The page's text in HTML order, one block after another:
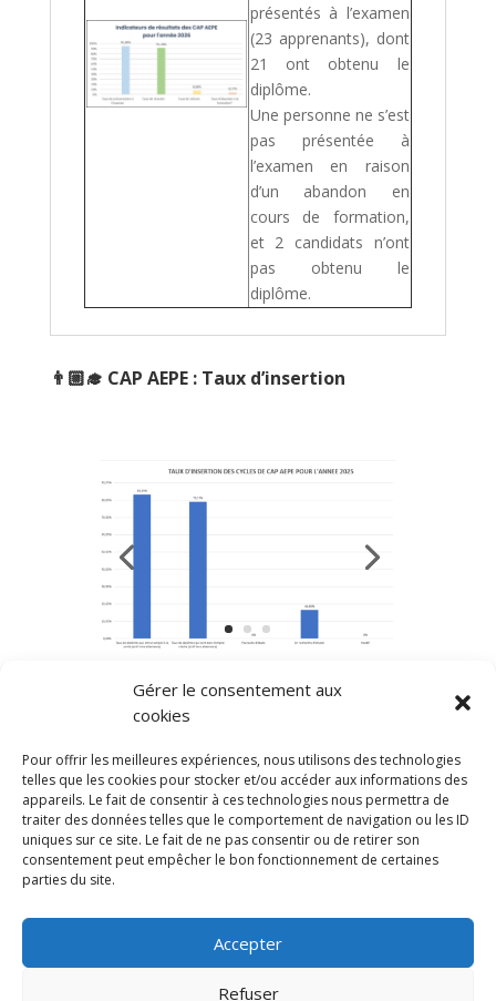
Gérer le consentement aux
cookies
Pour offrir les meilleures expériences, nous utilisons des technologies
telles que les cookies pour stocker et/ou accéder aux informations des
appareils. Le fait de consentir à ces technologies nous permettra de
traiter des données telles que le comportement de navigation ou les ID
uniques sur ce site. Le fait de ne pas consentir ou de retirer son
consentement peut empêcher le bon fonctionnement de certaines
parties du site.
Accepter
Refuser
présentés à l’examen
(23 apprenants), dont
21 ont obtenu le
diplôme.
Une personne ne s’est
pas présentée à
l’examen en raison
d’un abandon en
cours de formation,
et 2 candidats n’ont
pas obtenu le
diplôme.
👨🏼‍🎓 CAP AEPE : Taux d’insertion
© CFPPE 2026 | Tous droits réservés
Règlements intérieurs